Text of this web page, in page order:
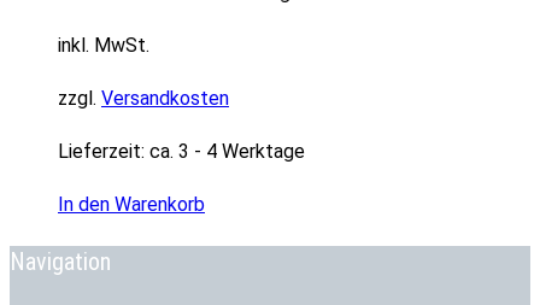
inkl. MwSt.
zzgl. Versandkosten
Lieferzeit: ca. 3 - 4 Werktage
In den Warenkorb
Navigation